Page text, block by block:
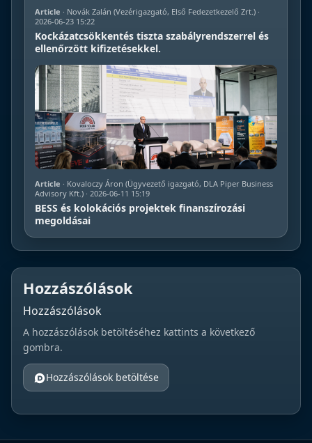
Article · Novák Zalán (Vezérigazgató, Első Fedezetkezelő Zrt.) ·
2026-06-23 15:22
Kockázatcsökkentés tiszta szabályrendszerrel és
ellenőrzött kifizetésekkel.
Article · Kovaloczy Áron (Ügyvezető igazgató, DLA Piper Business
Advisory Kft.) · 2026-06-11 15:19
BESS és kolokációs projektek finanszírozási
megoldásai
Hozzászólások
Hozzászólások
A hozzászólások betöltéséhez kattints a következő
gombra.
Hozzászólások betöltése